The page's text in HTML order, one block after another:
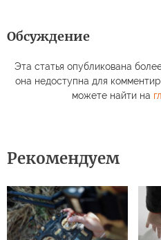
Обсуждение
Эта статья опубликована
она недоступна для
можете найти на
Рекомендуем